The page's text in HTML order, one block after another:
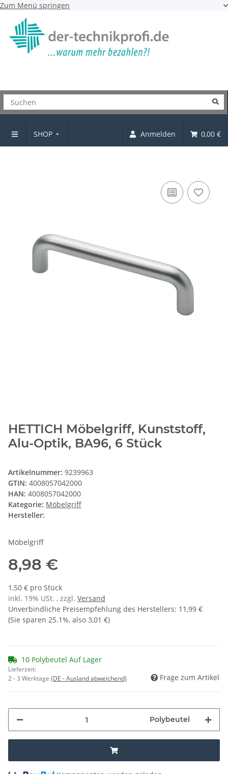
Zum Menü springen
SHOP Anmelden 0,00 €
Möbelgriff
HETTICH Möbelgriff, Kunststoff,
Alu-Optik, BA96, 6 Stück
Artikelnummer: 9239963
GTIN: 4008057042000
HAN: 4008057042000
Kategorie: Möbelgriff
Hersteller:
Möbelgriff
8,98 €
1,50 € pro Stück
inkl. 19% USt. , zzgl. Versand
Unverbindliche Preisempfehlung des Herstellers: 11,99 €
(Sie sparen 25.1%, also 3,01 €)
10 Polybeutel Auf Lager
Lieferzeit:
2 - 3 Werktage (DE - Ausland abweichend) Frage zum Artikel
Polybeutel